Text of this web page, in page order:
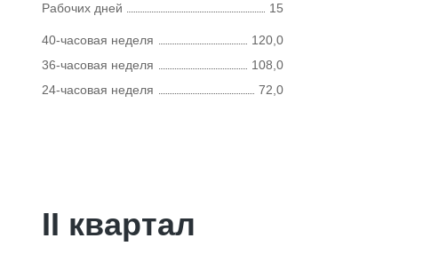
Рабочих дней
15
40-часовая неделя
120,0
36-часовая неделя
108,0
24-часовая неделя
72,0
II квартал